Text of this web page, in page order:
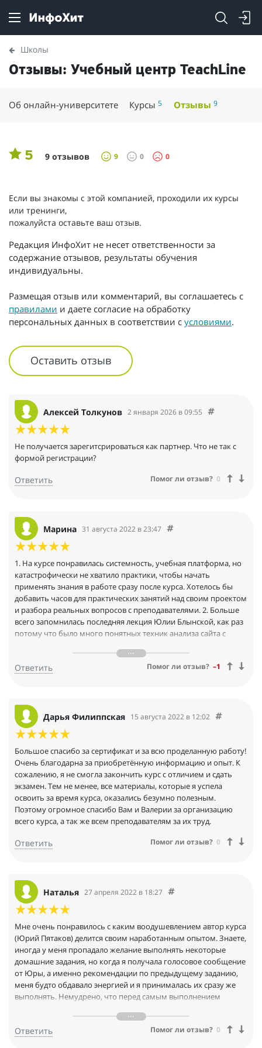
Школы
Отзывы: Учебный центр TeachLine
Об онлайн-университете Курсы5 Отзывы 9
5 9 отзывов 9 0 0
Если вы знакомы с этой компанией, проходили их курсы
или тренинги,
пожалуйста оставьте ваш отзыв.
Редакция ИнфоХит не несет ответственности за
содержание отзывов, результаты обучения
индивидуальны.
Размещая отзыв или комментарий, вы соглашаетесь с
правилами и даете согласие на обработку
персональных данных в соответствии с условиями.
Оставить отзыв
Алексей Толкунов 2 января 2026 в 09:55
Не получается зарегитсрироваться как партнер. Что не так с
формой регистрации?
Ответить Помог ли отзыв? 0
Марина 31 августа 2022 в 23:47
1. На курсе понравилась системность, учебная платформа, но
катастрофически не хватило практики, чтобы начать
применять знания в работе сразу после курса. Хотелось бы
добавить часов для практических занятий над своим проектом
и разбора реальных вопросов с преподавателями. 2. Больше
всего запомнилась последняя лекция Юлии Блынской, как раз
потому что было много понятных техник анализа сайта с
практическая ценность урока, так как можно взять скринкаст,
презентацию и действительно сделать полноценный,
дела. И, что не менее важно, подошли очень ответственно к
обучению, с душой - здесь можно отметить каждого! Было
приятно! Желаю успехов компании в целом и каждому
сотруднику отдельно.
Ответить Помог ли отзыв? –1
Дарья Филиппская 15 августа 2022 в 12:02
Большое спасибо за сертификат и за всю проделанную работу!
Очень благодарна за приобретённую информацию и опыт. К
сожалению, я не смогла закончить курс с отличием и сдать
экзамен. Тем не менее, все материалы, которые я успела
освоить за время курса, оказались безумно полезным.
Поэтому огромное спасибо Вам и Валерии за организацию
всего курса, а так же всем преподавателям за их труд.
Ответить Помог ли отзыв? 0
Наталья 27 апреля 2022 в 18:27
Мне очень понравилось с каким воодушевлением автор курса
(Юрий Пятаков) делится своим наработанным опытом. Знаете,
иногда у меня пропадало желание выполнять некоторые
домашние задания, но когда я получала голосовое сообщение
от Юры, а именно рекомендации по предыдущему заданию,
меня будто обдавало энергией и я принималась их сразу же
выполнять. Немудрено, что перед самым выполнением
нравятся люди, такие как Юра, которые не только с
удовольствием выполняют свою работу, но и делятся своей
Ответить Помог ли отзыв? 0